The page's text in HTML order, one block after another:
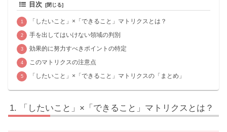
目次
「したいこと」×「できること」マトリクスとは？
手を出してはいけない領域の判別
効果的に努力すべきポイントの特定
このマトリクスの注意点
「したいこと」×「できること」マトリクスの「まとめ」
「したいこと」×「できること」マトリクスとは？